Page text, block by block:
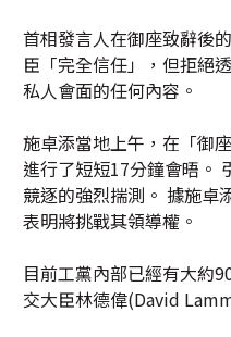
首相發言人在御座致辭後
臣「完全信任」，但拒絕
私人會面的任何內容。
施卓添當地上午，在「御
進行了短短17分鐘會晤。
競逐的強烈揣測。 據施卓
表明將挑戰其領導權。
目前工黨內部已經有大約
交大臣林德偉(David